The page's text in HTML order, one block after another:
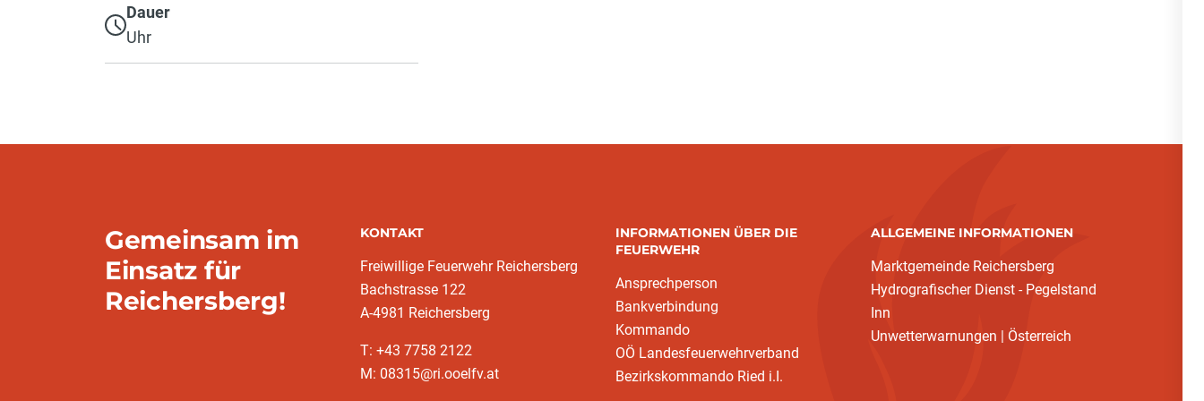
Dauer
Uhr
Gemeinsam im
Einsatz für
Reichersberg!
KONTAKT
Freiwillige Feuerwehr Reichersberg
Bachstrasse 122
A-4981 Reichersberg
T: +43 7758 2122
M: 08315@ri.ooelfv.at
INFORMATIONEN ÜBER DIE
FEUERWEHR
Ansprechperson
Bankverbindung
Kommando
OÖ Landesfeuerwehrverband
Bezirkskommando Ried i.I.
ALLGEMEINE INFORMATIONEN
Marktgemeinde Reichersberg
Hydrografischer Dienst - Pegelstand
Inn
Unwetterwarnungen | Österreich